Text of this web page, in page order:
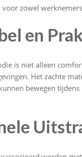
zowel
en
is niet alleen
Het zachte
bewegen